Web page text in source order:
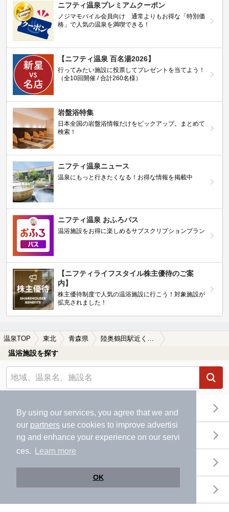
By using our services, you agree that we and
our partners use cookies to improve advertisi
ng and enhance your experience on our servi
ces.
Learn more
OK
ニフティ温泉プレミアムクーポン
ノジマモバイル会員向け 通常よりもお得な「特別価
格」で人気の温泉を満喫できる！
【ニフティ温泉 百名湯2026】
行ってみたい施設に投票してプレゼントを当てよう！
（全10回開催 / 合計260名様）
岩盤浴特集
日本全国の岩盤浴情報だけをピックアップ。まとめて
検索！
ニフティ温泉ニュース
温泉にもっと行きたくなる！お得な情報を掲載中
ニフティ温泉 おふろパス
温浴施設をお得に楽しめるサブスクリプションプラン
【ニフティライフスタイル株主優待のご案
内】
株主優待制度で人気の温浴施設に行こう！対象施設が
拡充されました！
温泉TOP 東北 青森県
温浴施設を探す
エリアから探す
地図から探す
温泉地から探す